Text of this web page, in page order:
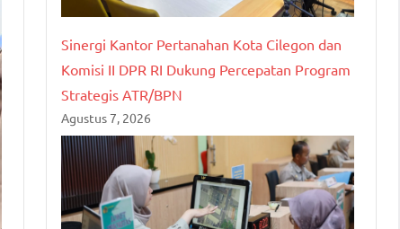
Sinergi Kantor Pertanahan Kota Cilegon dan
Komisi II DPR RI Dukung Percepatan Program
Strategis ATR/BPN
Agustus 7, 2026